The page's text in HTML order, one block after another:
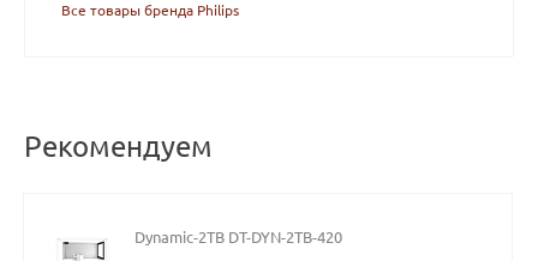
Все товары бренда Philips
Рекомендуем
Dynamic-2TB DT-DYN-2TB-420